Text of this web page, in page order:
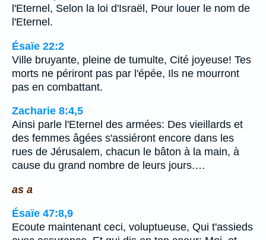
l'Eternel, Selon la loi d'Israël, Pour louer le nom de
l'Eternel.
Ésaïe 22:2
Ville bruyante, pleine de tumulte, Cité joyeuse! Tes
morts ne périront pas par l'épée, Ils ne mourront
pas en combattant.
Zacharie 8:4,5
Ainsi parle l'Eternel des armées: Des vieillards et
des femmes âgées s'assiéront encore dans les
rues de Jérusalem, chacun le bâton à la main, à
cause du grand nombre de leurs jours.…
as a
Ésaïe 47:8,9
Ecoute maintenant ceci, voluptueuse, Qui t'assieds